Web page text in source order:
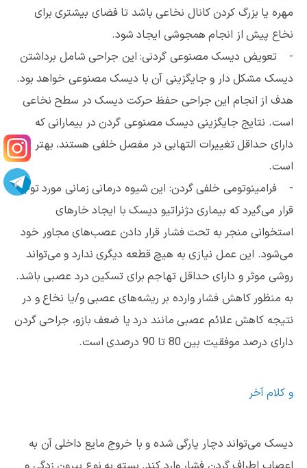
مهره یا بزرگ کردن کانال نخاعی باشد تا فضای بیشتری برای
نخاع پیش از انجام همجوشی ایجاد شود.
- تعویض دیسک مصنوعی گردنی: این جراحی شامل برداشتن
دیسک مشکل دار و جایگزینی آن با دیسک مصنوعی خواهد بود.
هدف از انجام این جراحی حفظ حرکت دیسک در سطح نخاعی
است. نتایج جایگزینی دیسک مصنوعی گردن در بیمارانی که
دارای حداقل تغییرات التهابی در مفصل خلفی هستند، بهتر
است.
- فرامینوتومی خلفی گردن: این شیوه درمانی زمانی مورد توجه
قرار می‌گیرد که بیماری دژنراتیو دیسک با ایجاد خارهای
استخوانی منجر به تحت فشار قرار دادن عصب‌های مجاور خود
می‌شود. این عمل نیازی به هیچ قطعه دیگری ندارد و می‌تواند
روشی موثر و دارای حداقل تهاجم برای تسکین درد عصبی باشد.
به منظور کاهش فشار وارده بر ریشه‌های عصبی و/یا نخاع و در
نتیجه کاهش علائم عصبی مانند درد یا ضعف بازو، جراحی گردن
دارای درصد موفقیت بین 80 تا 90 درصدی است.
و کلام آخر
دیسک می‌تواند دچار پارگی شده و با خروج مایع داخلی آن به